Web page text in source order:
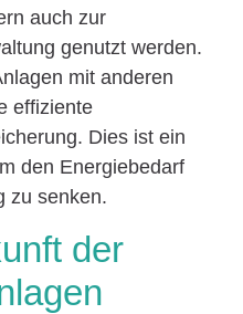
auch zur
genutzt werden.
mit anderen
effiziente
Dies ist ein
den Energiebedarf
zu senken.
der